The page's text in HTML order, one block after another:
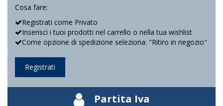
Cosa fare:
Registrati come Privato
Inserisci i tuoi prodotti nel carrello o nella tua wishlist
Come opzione di spedizione seleziona: "Ritiro in negozio"
Registrati
Partita Iva